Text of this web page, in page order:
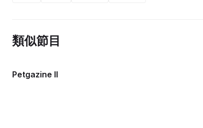
類似節目
Petgazine II